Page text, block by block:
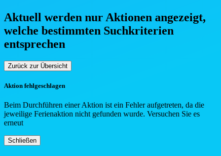
Aktuell werden nur Aktionen angezeigt,
welche bestimmten Suchkriterien
entsprechen
Zurück zur Übersicht
Aktion fehlgeschlagen
Beim Durchführen einer Aktion ist ein Fehler aufgetreten, da die
jeweilige Ferienaktion nicht gefunden wurde. Versuchen Sie es
erneut
Schließen